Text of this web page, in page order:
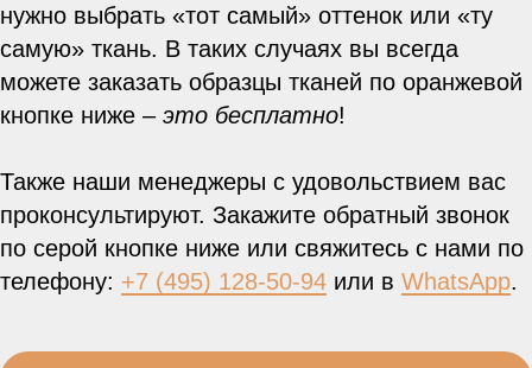
нужно выбрать «тот самый» оттенок или «ту
самую» ткань. В таких случаях вы всегда
можете заказать образцы тканей по оранжевой
кнопке ниже – это бесплатно!
Также наши менеджеры с удовольствием вас
проконсультируют. Закажите обратный звонок
по серой кнопке ниже или свяжитесь с нами по
телефону: +7 (495) 128-50-94 или в WhatsApp.